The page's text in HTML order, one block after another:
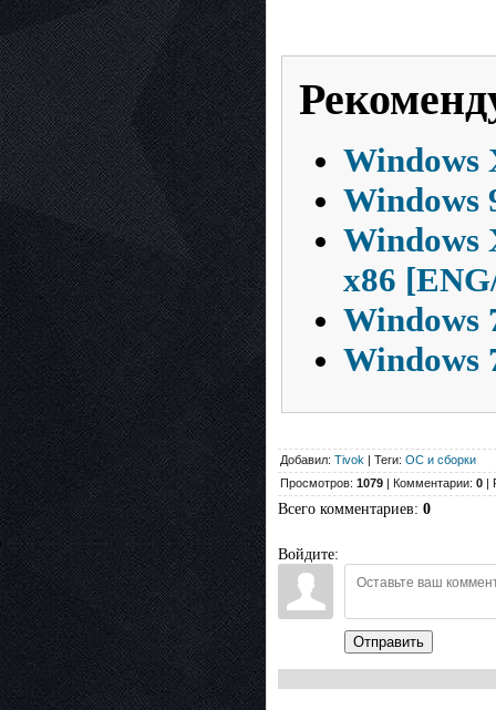
Windows
Windows
Windows
x86
Windows
Windows
Добавил: Tivok | Теги: ОС и сборки
Просмотров: 1079 | Комментарии: 0 |
Всего комментариев: 0
Войдите:
Отправить